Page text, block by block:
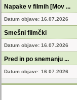
Napake v filmih [Mov ...
Datum objave: 16.07.2026
Smešni filmčki
Datum objave: 16.07.2026
Pred in po snemanju ...
Datum objave: 16.07.2026